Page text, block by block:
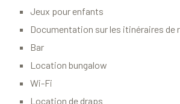
Jeux pour enfants
Documentation sur les itinéraires de
Bar
Location bungalow
Wi-Fi
Location de draps